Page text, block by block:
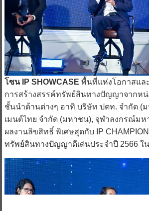
โซน IP SHOWCASE พื้นที่แห่งโอกาสแล
การสร้างสรรค์ทรัพย์สินทางปัญญาจากหน่
ชั้นนำด้านต่างๆ อาทิ บริษัท ปตท. จำกัด (
เมนต์ไทย จำกัด (มหาชน), จุฬาลงกรณ์ม
ผลงานลิขสิทธิ์ พิเศษสุดกับ IP
ทรัพย์สินทางปัญญาดีเด่นประจำปี 2566 ใ